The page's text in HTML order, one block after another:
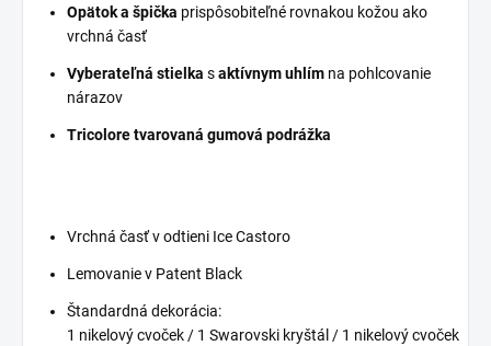
Opätok a špička prispôsobiteľné rovnakou kožou ako
vrchná časť
Vyberateľná stielka saktívnym uhlím na pohlcovanie
nárazov
Tricolore tvarovaná gumová podrážka
Vrchná časť v odtieni Ice Castoro
Lemovanie v Patent Black
Štandardná dekorácia:
1 nikelový cvoček / 1 Swarovski kryštál / 1 nikelový cvoček